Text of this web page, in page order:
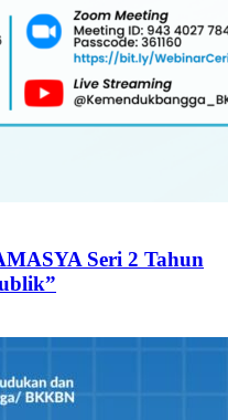
Seri 2 Tahun